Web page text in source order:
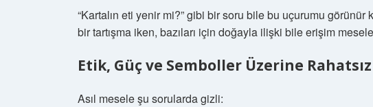
“Kartalın eti yenir mi?” gibi bir soru bile bu uçurumu
bir tartışma iken, bazıları için doğayla ilişki bile erişim
Etik, Güç ve Semboller Üzerine
Asıl mesele şu sorularda gizli: